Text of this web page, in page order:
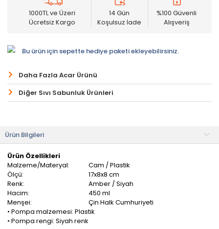
1000TL ve Üzeri
Ücretsiz Kargo
14 Gün
Koşulsuz İade
%100 Güvenli
Alışveriş
Bu ürün için sepette hediye paketi ekleyebilirsiniz.
Daha Fazla Acar Ürünü
Diğer Sıvı Sabunluk Ürünleri
Ürün Bilgileri
Ürün Özellikleri
Malzeme/Materyal:
Cam / Plastik
Ölçü:
17x8x8 cm
Renk:
Amber / Siyah
Hacim:
450 ml
Menşei:
Çin Halk Cumhuriyeti
• Pompa malzemesi: Plastik
• Pompa rengi: Siyah renk